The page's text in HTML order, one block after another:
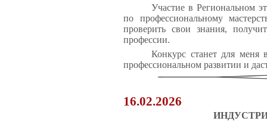
Участие вРегиональном
по профессиональному
проверить свои знания,
профессии.
Конкурс станет для
профессиональном развитии и
16.02.2026